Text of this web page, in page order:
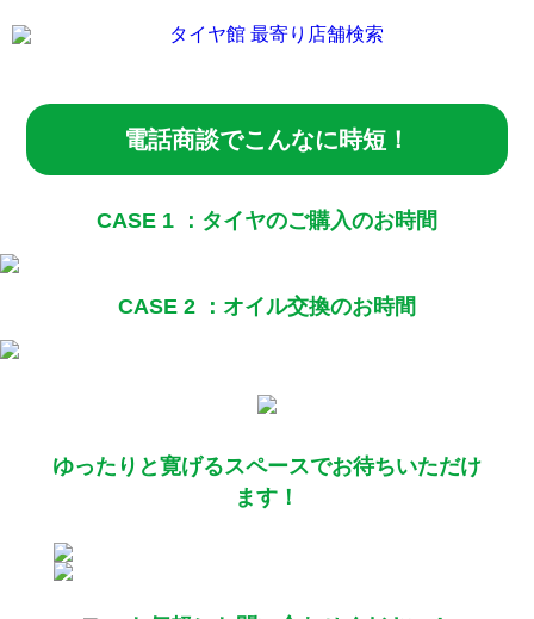
電話商談でこんなに時短！
CASE 1 ：タイヤのご購入のお時間
CASE 2 ：オイル交換のお時間
ゆったりと寛げるスペースでお待ちいただけ
ます！